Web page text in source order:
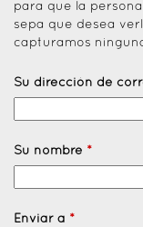
para que la
sepa que desea
capturamos
Su dirección de
Su nombre *
Enviar a *